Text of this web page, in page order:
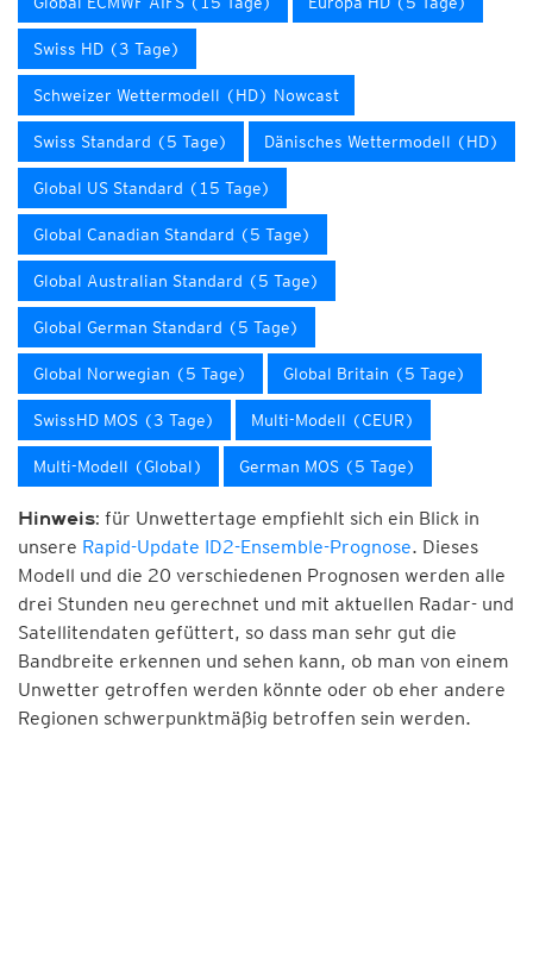
Swiss HD (3 Tage)
Schweizer Wettermodell (HD) Nowcast
Swiss Standard (5 Tage) Dänisches Wettermodell (HD)
Global US Standard (15 Tage)
Global Canadian Standard (5 Tage)
Global Australian Standard (5 Tage)
Global German Standard (5 Tage)
Global Norwegian (5 Tage) Global Britain (5 Tage)
SwissHD MOS (3 Tage) Multi-Modell (CEUR)
Multi-Modell (Global) German MOS (5 Tage)
Hinweis: für Unwettertage empfiehlt sich ein Blick in
unsere Rapid-Update ID2-Ensemble-Prognose. Dieses
Modell und die 20 verschiedenen Prognosen werden alle
drei Stunden neu gerechnet und mit aktuellen Radar- und
Satellitendaten gefüttert, so dass man sehr gut die
Bandbreite erkennen und sehen kann, ob man von einem
Unwetter getroffen werden könnte oder ob eher andere
Regionen schwerpunktmäßig betroffen sein werden.